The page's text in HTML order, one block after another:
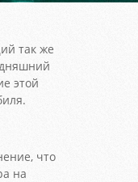
так же
этой
что
на